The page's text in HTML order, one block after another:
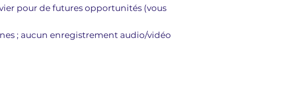
pour de futures opportunités (vous
; aucun enregistrement audio/vidéo